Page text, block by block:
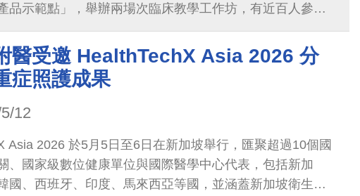
品示範點」，舉辦兩場次臨床教學工作坊，有近百人參
大此產品示範點成為共同採購平台；另外在醫學交流方
胖代謝治療的新觀念與新技術帶進東馬砂拉越，吸引馬來
學取經，共同舉辦了「2026健康醫學論壇－迎戰代謝海
新紀元」論壇，吸引兩百人參加。展現中醫大附醫於國際
療及跨國醫學交流的整合推動能量。不僅深化臺馬醫療合
領臺灣智慧醫療產業鏈拓展馬國市場，展現推動新南向
，醫衛合作與交流的具體成果。
醫受邀 HealthTechX Asia 2026 分
症照護成果
12
Asia 2026 於5月5日至6日在新加坡舉行，匯聚超過10個國
、國家級數位健康單位與國際醫學中心代表，包括新加
國、西班牙、印度、馬來西亞等國，並涵蓋新加坡衛生